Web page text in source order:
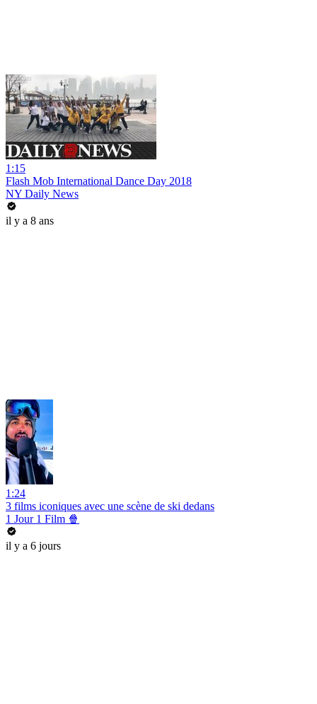
1:15
Flash Mob International Dance Day 2018
NY Daily News
il y a 8 ans
1:24
3 films iconiques avec une scène de ski dedans
1 Jour 1 Film 🍿
il y a 6 jours